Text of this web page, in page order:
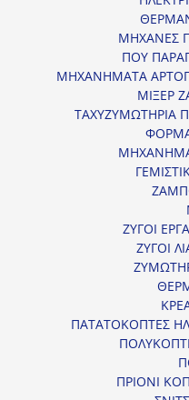
ΜΗΧΑΝΕΣ
ΠΟΥ
ΜΗΧΑΝΗΜΑΤΑ
ΜΙΞΕΡ
ΤΑΧΥΖΥΜΩΤΗΡΙΑ
ΖΥΓΟΙ
ΖΥΓΟΙ
ΠΑΤΑΤΟΚΟΠΤΕΣ
ΠΡΙΟΝΙ